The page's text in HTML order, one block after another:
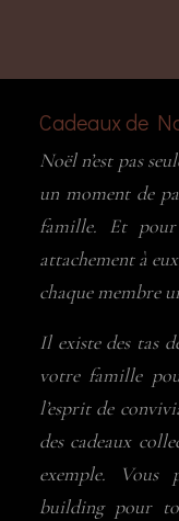
Cadeaux de
Noël n’est pas
un moment de
famille. Et
attachement à
chaque membre
Il existe des tas
votre famille
l’esprit de
des cadeaux
exemple. Vous
building pour